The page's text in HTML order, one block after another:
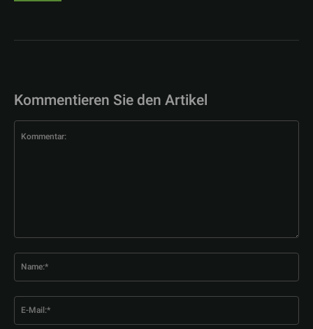
Kommentieren Sie den Artikel